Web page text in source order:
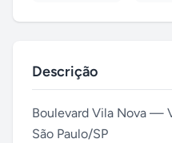
Descrição
Boulevard Vila Nova —
São Paulo/SP